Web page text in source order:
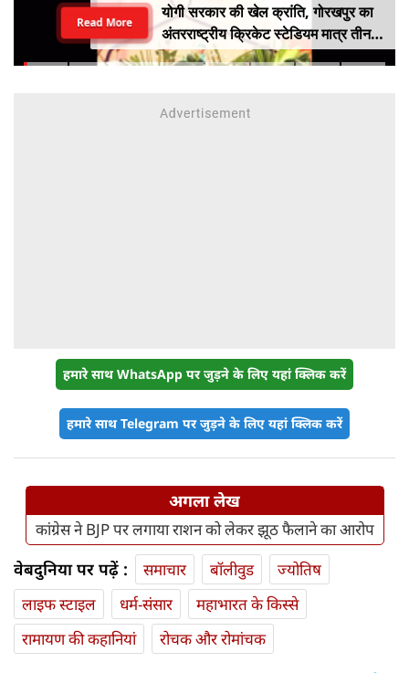
योगी सरकार की खेल क्रांति, गोरखपुर का
अंतरराष्ट्रीय क्रिकेट स्टेडियम मात्र तीन
महीने में लगभग 20% तैयार
Read More
हमारे साथ WhatsApp पर जुड़ने के लिए यहां क्लिक करें
हमारे साथ Telegram पर जुड़ने के लिए यहां क्लिक करें
अगला लेख
कांग्रेस ने BJP पर लगाया राशन को लेकर झूठ फैलाने का आरोप
वेबदुनिया पर पढ़ें : समाचार बॉलीवुड
ज्योतिष
लाइफ स्‍टाइल
धर्म-संसार
महाभारत के किस्से
रामायण की कहानियां
रोचक और रोमांचक